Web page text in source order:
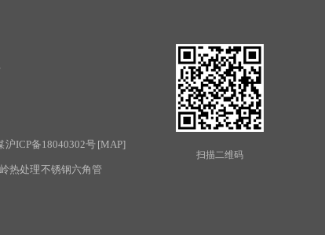
沪ICP备18040302号 [MAP]
热处理不锈钢六角管
扫描二维码